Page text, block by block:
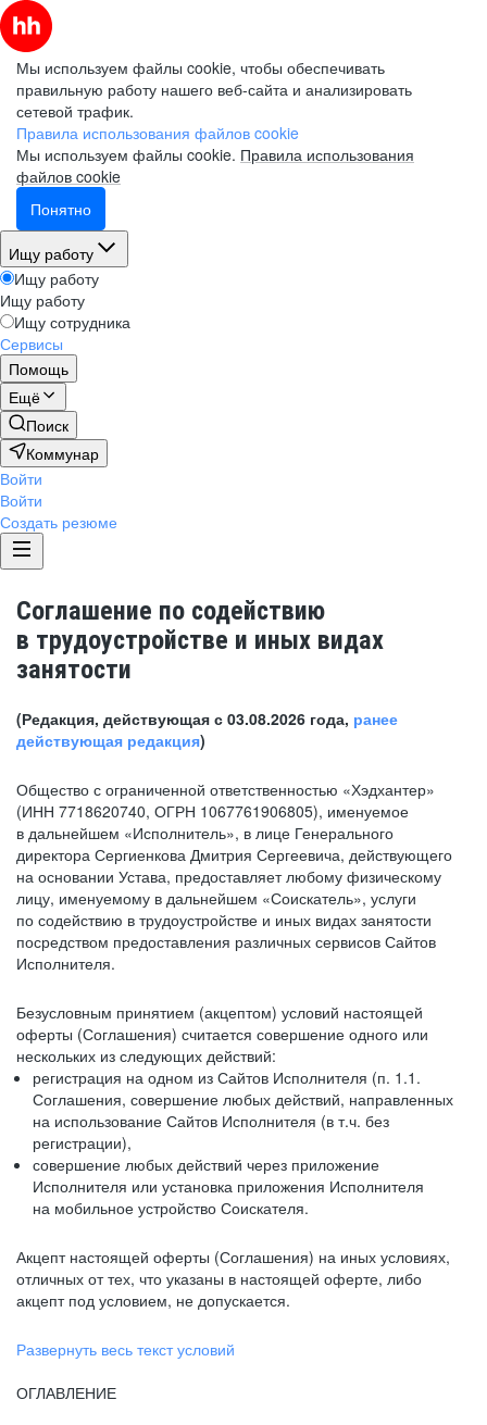
Мы используем файлы cookie, чтобы обеспечивать
правильную работу нашего веб-сайта и анализировать
сетевой трафик.
Правила использования файлов cookie
Мы используем файлы cookie. Правила использования
файлов cookie
Понятно
Ищу работу
Ищу работу
Ищу работу
Ищу сотрудника
Сервисы
Помощь
Ещё
Поиск
Коммунар
Войти
Войти
Создать резюме
Соглашение по содействию
в трудоустройстве и иных видах
занятости
(Редакция, действующая с 03.08.2026 года, ранее
действующая редакция)
Общество с ограниченной ответственностью «Хэдхантер»
(ИНН 7718620740, ОГРН 1067761906805), именуемое
в дальнейшем «Исполнитель», в лице Генерального
директора Сергиенкова Дмитрия Сергеевича, действующего
на основании Устава, предоставляет любому физическому
лицу, именуемому в дальнейшем «Соискатель», услуги
по содействию в трудоустройстве и иных видах занятости
посредством предоставления различных сервисов Сайтов
Исполнителя.
Безусловным принятием (акцептом) условий настоящей
оферты (Соглашения) считается совершение одного или
нескольких из следующих действий:
регистрация на одном из Сайтов Исполнителя (п. 1.1.
Соглашения, совершение любых действий, направленных
на использование Сайтов Исполнителя (в т.ч. без
регистрации),
совершение любых действий через приложение
Исполнителя или установка приложения Исполнителя
на мобильное устройство Соискателя.
Акцепт настоящей оферты (Соглашения) на иных условиях,
отличных от тех, что указаны в настоящей оферте, либо
акцепт под условием, не допускается.
Развернуть весь текст условий
ОГЛАВЛЕНИЕ